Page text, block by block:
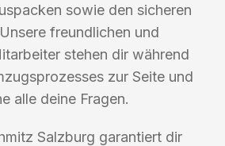
sowie den sicheren
freundlichen und
stehen dir während
zur Seite und
alle deine Fragen.
Salzburg garantiert dir